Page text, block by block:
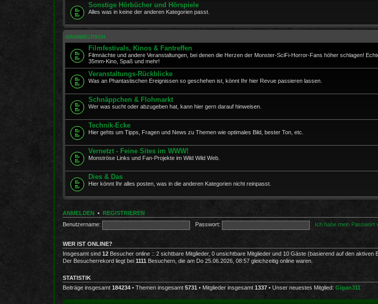
Sonstige Hörbücher und Hörspiele
Alles was in keine der anderen Kategorien passt.
GRABBELTISCH
Filmfestivals, Kinos & Fantreffen
Filmnächte und andere Veranstaltungen, bei denen die Herzen der Monster-SciFi-Horror-Fans höher schlagen!
35mm-Kino, Spaß und mehr!
Veranstaltungs-Rückblicke
Was an Phantastischen Ereignissen so geschehen ist, könnt Ihr hier Revue passieren lassen.
Schnäppchen & Flohmarkt
Wer was sucht oder abzugeben hat, kann hier gern darauf hinweisen.
Technik-Ecke
Hier gehts um Tipps, Fragen und News zu Themen wie optimales Bild, bester Ton, etc.
Vernetzt - Feine Sites im WWW!
Monströse Links und Fan-Projekte im Wild Wild Web.
Dies & Das
Hier könnt Ihr alles posten, was in die anderen Kategorien nicht reinpasst.
ANMELDEN • REGISTRIEREN
Benutzername:
Passwort: Ich habe mein Passwort
WER IST ONLINE?
Insgesamt sind 12 Besucher online :: 2 sichtbare Mitglieder, 0 unsichtbare Mitglieder und 10 Gäste (basierend auf den aktiven
Der Besucherrekord liegt bei 1111 Besuchern, die am Do 25.06.2026, 08:57 gleichzeitig online waren.
STATISTIK
Beiträge insgesamt 184234 • Themen insgesamt 5731 • Mitglieder insgesamt 1337 • Unser neuestes Mitglied: Gigan311